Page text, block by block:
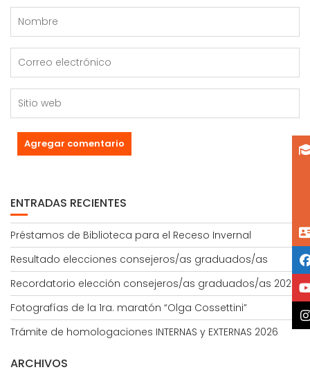
ENTRADAS RECIENTES
Préstamos de Biblioteca para el Receso Invernal
Resultado elecciones consejeros/as graduados/as
Recordatorio elección consejeros/as graduados/as 2026
Fotografías de la 1ra. maratón “Olga Cossettini”
Trámite de homologaciones INTERNAS y EXTERNAS 2026
ARCHIVOS